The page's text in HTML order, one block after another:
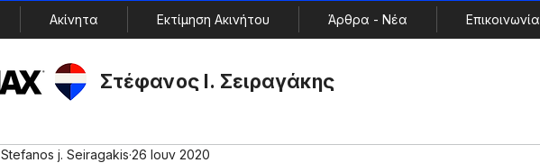
Ακίνητα Εκτίμηση Ακινήτου Άρθρα - Νέα Επικοινωνία
Στέφανος Ι. Σειραγάκης
Stefanos j. Seiragakis 26 Ιουν 2020